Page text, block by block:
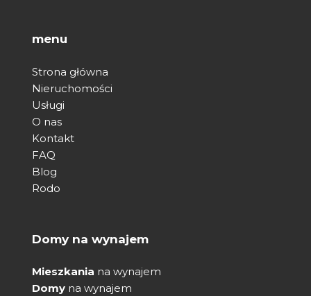
Domy na wynajem
Mieszkania na wynajem
Domy na wynajem
menu
Strona główna
Nieruchomości
Usługi
O nas
Kontakt
FAQ
Blog
Rodo